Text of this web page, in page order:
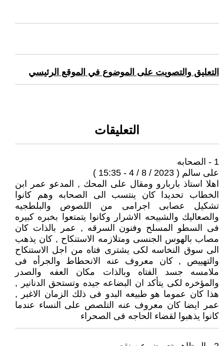
التعليق والتصويت على الموضوع في الموقع الرئيسي
التعليقات
1 - الصحابه
على سالم ( 2023 / 8 / 4 - 15:35 )
اهلا استاذ باربارو ومقال على المحك , المدعو عمر ابن
الخطاب تحديدا كان ينتسب الى الصحابه وهم كانوا
تشكيل عصابى اجرامى من اللصوص والبلطجيه
والصعاليك والشبيحه الاشرار وكانوا يتمتعوا بخبره كبيره
فى السطو المسلح وفنون السرقه , عمر بالذات كان
مصاب بالهوس الجنسى ومتلازمه الاستنكاح , كان يذهب
الى سوق النخاسه لكى يشترى فتاه من اجل الاستنكاح
والتهييص , كان معروف عنه الانحطاط والجرأه فى
ملامسه جسد الفتاه وبالذات مكان العفه والصدر
والمؤخره لكى يتأكد ان البضاعه جيده وتستحق الدنانير ,
هذا كان عموما هو طبيعه البدو فى ذلك الزمان الاغبر ,
عمر ايضا كان معروف عنه التلصص على النساء عندما
كانوا يذهبوا لقضاء الحاجه فى الصحراء